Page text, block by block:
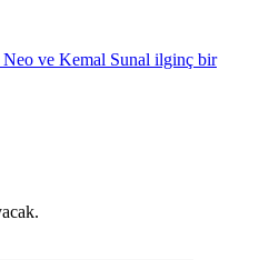
ve Kemal Sunal ilginç bir